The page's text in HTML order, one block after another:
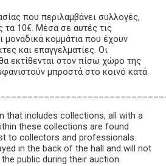
που περιλαμβάνει συλλογές,
τα 10€. Μέσα σε αυτές τις
μοναδικά κομμάτια που έχουν
και επαγγελματίες. Οι
εκτίθενται στον πίσω χώρο της
μπροστά στο κοινό κατά
that includes collections, all with a
these collections are found
to collectors and professionals.
in the back of the hall and will not
public during their auction.